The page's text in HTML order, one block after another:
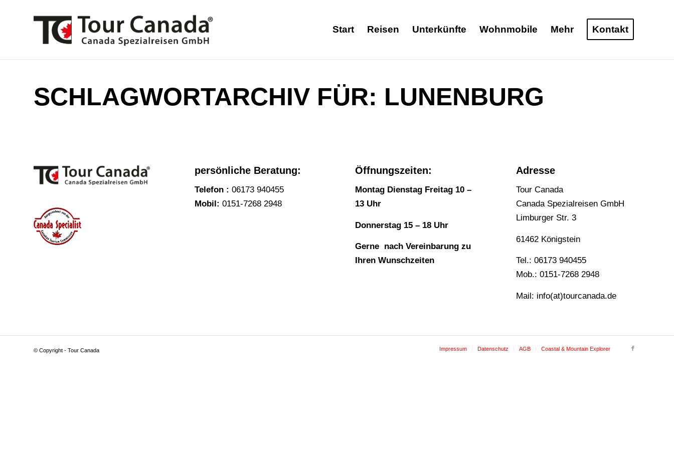
Start Reisen Unterkünfte Wohnmobile Mehr Kontakt
SCHLAGWORTARCHIV FÜR: LUNENBURG
persönliche Beratung:
Telefon : 06173 940455
Mobil: 0151-7268 2948
Öffnungszeiten:
Montag Dienstag Freitag 10 –
13 Uhr
Donnerstag 15 – 18 Uhr
Gerne nach Vereinbarung zu
Ihren Wunschzeiten
Adresse
Tour Canada
Canada Spezialreisen GmbH
Limburger Str. 3
61462 Königstein
Tel.: 06173 940455
Mob.: 0151-7268 2948
Mail: info(at)tourcanada.de
© Copyright - Tour Canada Impressum Datenschutz AGB Coastal & Mountain Explorer